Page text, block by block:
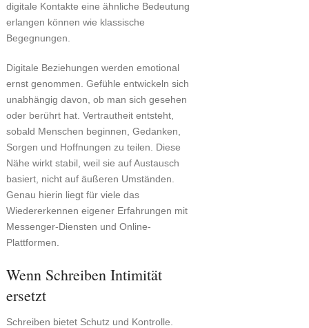
digitale Kontakte eine ähnliche Bedeutung
erlangen können wie klassische
Begegnungen.
Digitale Beziehungen werden emotional
ernst genommen. Gefühle entwickeln sich
unabhängig davon, ob man sich gesehen
oder berührt hat. Vertrautheit entsteht,
sobald Menschen beginnen, Gedanken,
Sorgen und Hoffnungen zu teilen. Diese
Nähe wirkt stabil, weil sie auf Austausch
basiert, nicht auf äußeren Umständen.
Genau hierin liegt für viele das
Wiedererkennen eigener Erfahrungen mit
Messenger-Diensten und Online-
Plattformen.
Wenn Schreiben Intimität
ersetzt
Schreiben bietet Schutz und Kontrolle.